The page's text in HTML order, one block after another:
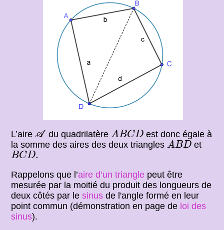
L’aireA
A du quadrilatère ABCD
A BCD est donc égale à
la somme des aires des deux triangles ABD
ABD et
BCD.
BCD.
Rappelons que l’aire d’un triangle peut être
mesurée par la moitié du produit des longueurs de
deux côtés par lesinus de l'angle formé en leur
point commun (démonstration en page de loi des
sinus).